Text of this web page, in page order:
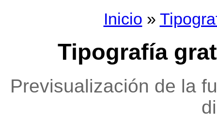
Inicio »
Tipografía
Previsualización de la